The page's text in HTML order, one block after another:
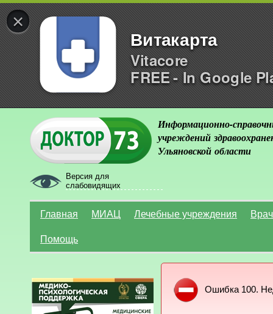
×
Витакарта
Vitacore
FREE - In Google
Версия для
слабовидящих
Информационно-
учреждений
Ульяновской области
Главная МИАЦ Лечебные учреждения
Помощь
Ошибка 100.